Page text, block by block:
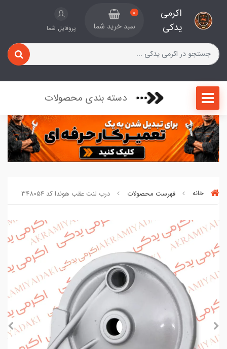
اکرمی
یدکی
0
سبد خرید شما پروفایل شما
دسته بندی محصولات
خانه فهرست محصولات درب لنت عقب هوندا کد 348054